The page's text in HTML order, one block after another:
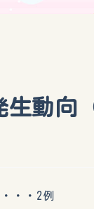
生動向
・・2例